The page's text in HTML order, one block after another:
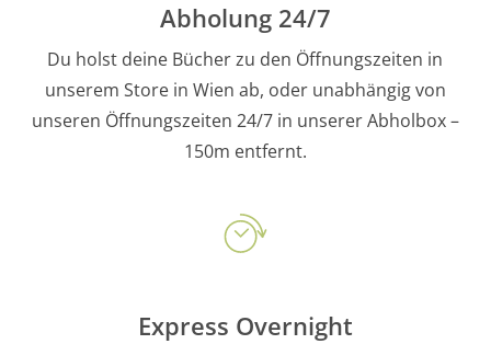
Abholung 24/7
Du holst deine Bücher zu den Öffnungszeiten in
unserem Store in Wien ab, oder unabhängig von
unseren Öffnungszeiten 24/7 in unserer Abholbox –
150m entfernt.
Express Overnight